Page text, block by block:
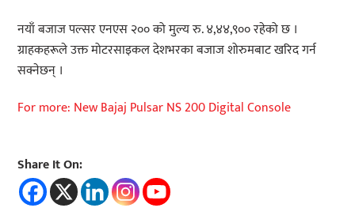
नयाँ बजाज पल्सर एनएस २०० को मुल्य रु. ४,४४,९०० रहेको छ ।
ग्राहकहरूले उक्त मोटरसाइकल देशभरका बजाज शोरुमबाट खरिद गर्न
सक्नेछन् ।
For more: New Bajaj Pulsar NS 200 Digital Console
Share It On: